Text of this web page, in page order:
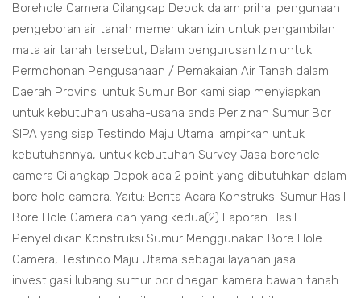
Borehole Camera Cilangkap Depok dalam prihal pengunaan
pengeboran air tanah memerlukan izin untuk pengambilan
mata air tanah tersebut, Dalam pengurusan Izin untuk
Permohonan Pengusahaan / Pemakaian Air Tanah dalam
Daerah Provinsi untuk Sumur Bor kami siap menyiapkan
untuk kebutuhan usaha-usaha anda Perizinan Sumur Bor
SIPA yang siap Testindo Maju Utama lampirkan untuk
kebutuhannya, untuk kebutuhan Survey Jasa borehole
camera Cilangkap Depok ada 2 point yang dibutuhkan dalam
bore hole camera. Yaitu: Berita Acara Konstruksi Sumur Hasil
Bore Hole Camera dan yang kedua(2) Laporan Hasil
Penyelidikan Konstruksi Sumur Menggunakan Bore Hole
Camera, Testindo Maju Utama sebagai layanan jasa
investigasi lubang sumur bor dnegan kamera bawah tanah